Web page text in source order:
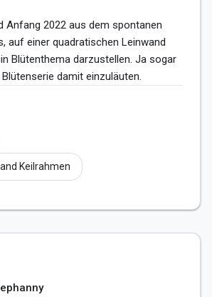
Anfang 2022 aus dem spontanen
auf einer quadratischen Leinwand
Blütenthema darzustellen. Ja sogar
damit einzuläuten.
Keilrahmen